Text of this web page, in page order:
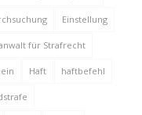
Einstellung
für Strafrecht
Haft haftbefehl